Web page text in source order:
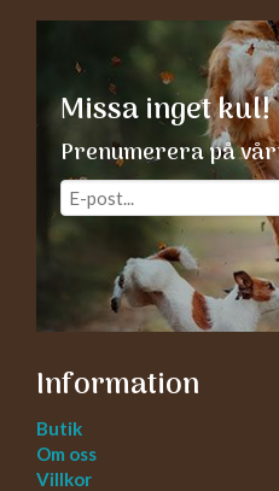
Missa inget kul!
Prenumerera på
Information
Butik
Om oss
Villkor